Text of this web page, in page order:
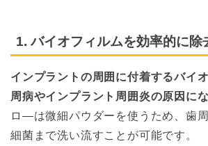
1. バイオフィルムを効率的に除
インプラントの周囲に付着するバイ
周病やインプラント周囲炎の原因にな
ロ―は微細パウダーを使うため、歯
細菌まで洗い流すことが可能です。